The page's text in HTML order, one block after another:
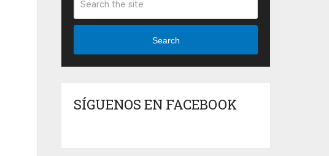
Search
SÍGUENOS EN FACEBOOK